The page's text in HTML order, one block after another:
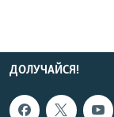
ДОЛУЧАЙСЯ!